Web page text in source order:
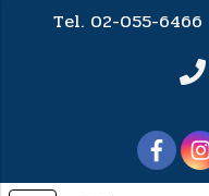
Tel. 02-055-6466